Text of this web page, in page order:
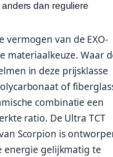
dan reguliere
vermogen van de EXO-
materiaalkeuze. Waar
in deze prijsklasse
of
combinatie een
ratio. De Ultra TCT
Scorpion is
energie gelijkmatig te